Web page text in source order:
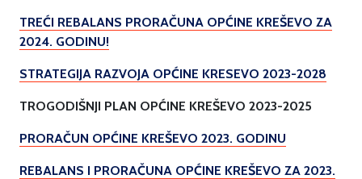
TREĆI REBALANS PRORAČUNA OPĆINE KREŠEVO ZA
2024. GODINU!
STRATEGIJA RAZVOJA OPĆINE KRESEVO 2023-2028
TROGODIŠNJI PLAN OPĆINE KREŠEVO 2023-2025
PRORAČUN OPĆINE KREŠEVO 2023. GODINU
REBALANS I PRORAČUNA OPĆINE KREŠEVO ZA 2023.